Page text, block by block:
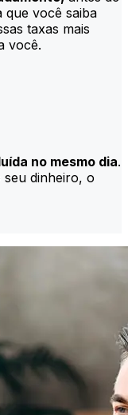
você saiba
taxas mais
você.
no mesmo dia.
seu dinheiro, o